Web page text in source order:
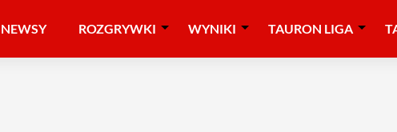
NEWSY ROZGRYWKI WYNIKI TAURON LIGA